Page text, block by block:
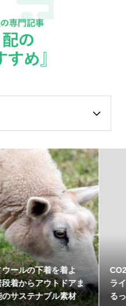
CO2排出量の計算方法｜サプ
ライチェーン活動まで算出す
るって本当？